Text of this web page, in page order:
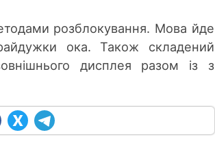
розблокування. Мова йде
ока. Також складений
дисплея разом із з